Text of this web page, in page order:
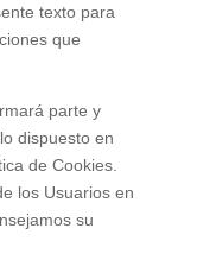
texto para
que
parte y
dispuesto en
de Cookies.
los Usuarios en
su